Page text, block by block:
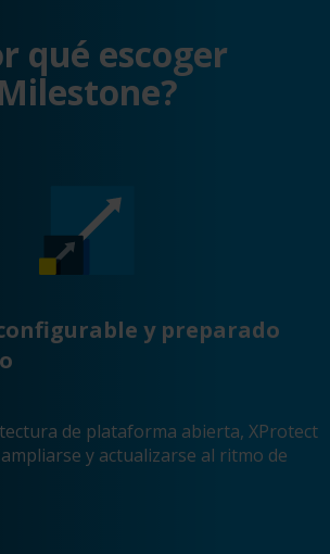
qué escoger
Milestone?
y preparado
de plataforma abierta, XProtect
y actualizarse al ritmo de